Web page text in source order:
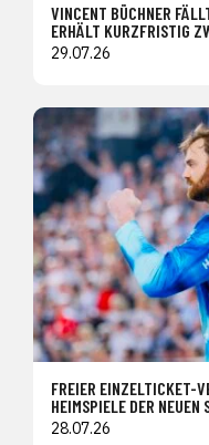
VINCENT BÜCHNER
ERHÄLT KURZFRISTIG
29.07.26
FREIER EINZELTICKET-
HEIMSPIELE DER NEUEN
28.07.26